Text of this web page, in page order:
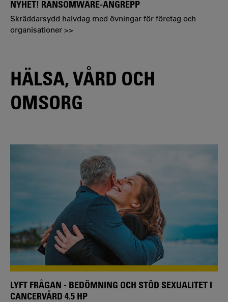
NYHET! RANSOMWARE-ANGREPP
Skräddarsydd halvdag med övningar för företag och
organisationer >>
HÄLSA, VÅRD OCH
OMSORG
LYFT FRÅGAN - BEDÖMNING OCH STÖD SEXUALITET I
CANCERVÅRD 4.5 HP